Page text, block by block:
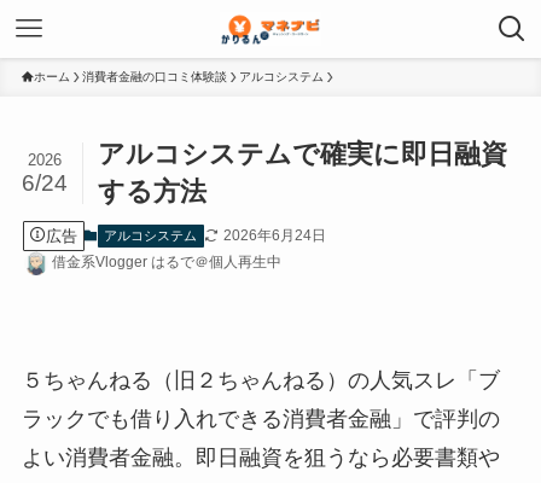
ホーム 消費者金融の口コミ体験談 アルコシステム
アルコシステムで確実に即日融資
する方法
2026
6/24
広告 アルコシステム
2026年6月24日
借金系Vlogger はるで＠個人再生中
５ちゃんねる（旧２ちゃんねる）の人気スレ「ブ
ラックでも借り入れできる消費者金融」で評判の
よい消費者金融。即日融資を狙うなら必要書類や